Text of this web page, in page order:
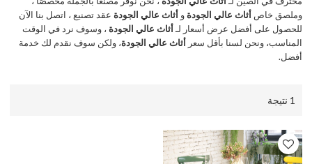
وملصق خاصأثاث عالي الجودة وأثاث عالي الجودة عقد تصنيع ، اتصل بنا الآن
للحصول على أفضل عرض أسعار لـأثاث عالي الجودة ، وسوف نرد في الوقت
المناسب، ونحن لسنا بأقل سعرأثاث عالي الجودة، ولكن سوف نقدم لك خدمة
أفضل.
1 نتيجة